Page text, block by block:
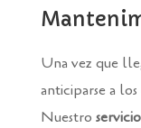
Una vez que
anticiparse a
Nuestro